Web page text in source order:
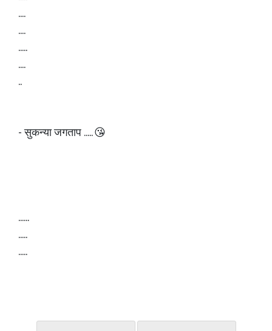
....
....
.....
....
..
- सुकन्या जगताप ..... 😘
......
.....
.....